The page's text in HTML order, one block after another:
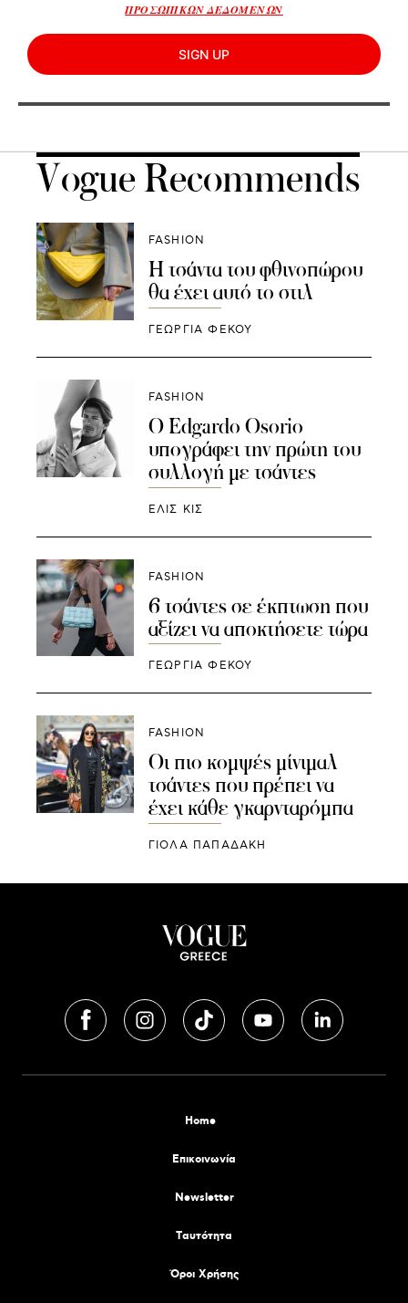
ΠΡΟΣΩΠΙΚΩΝ ΔΕΔΟΜΕΝΩΝ
SIGN UP
Vogue Recommends
FASHION
H τσάντα του φθινοπώρου
θα έχει αυτό το στιλ
ΓΕΩΡΓΙΑ ΦΕΚΟΥ
FASHION
Ο Edgardo Osoriο
υπογράφει την πρώτη του
συλλογή με τσάντες
ΕΛΙΣ ΚΙΣ
FASHION
6 τσάντες σε έκπτωση που
αξίζει να αποκτήσετε τώρα
ΓΕΩΡΓΙΑ ΦΕΚΟΥ
FASHION
Oι πιο κομψές μίνιμαλ
τσάντες που πρέπει να
έχει κάθε γκαρνταρόμπα
ΓΙΌΛΑ ΠΑΠΑΔΆΚΗ
Home
Επικοινωνία
Newsletter
Tαυτότητα
Όροι Χρήσης